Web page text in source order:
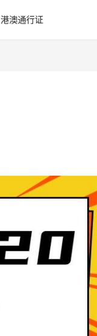
港澳通行证